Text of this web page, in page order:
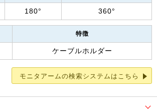
180° 360°
特徴
ケーブルホルダー
モニタアームの検索システムはこちら